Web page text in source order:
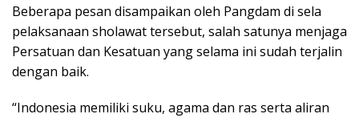
Beberapa pesan disampaikan oleh Pangdam di sela
pelaksanaan sholawat tersebut, salah satunya menjaga
Persatuan dan Kesatuan yang selama ini sudah terjalin
dengan baik.
“Indonesia memiliki suku, agama dan ras serta aliran